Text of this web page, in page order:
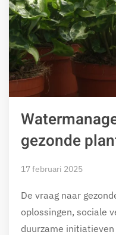
gezonde
17 februari 2025
De vraag naar
oplossingen, sociale
duurzame